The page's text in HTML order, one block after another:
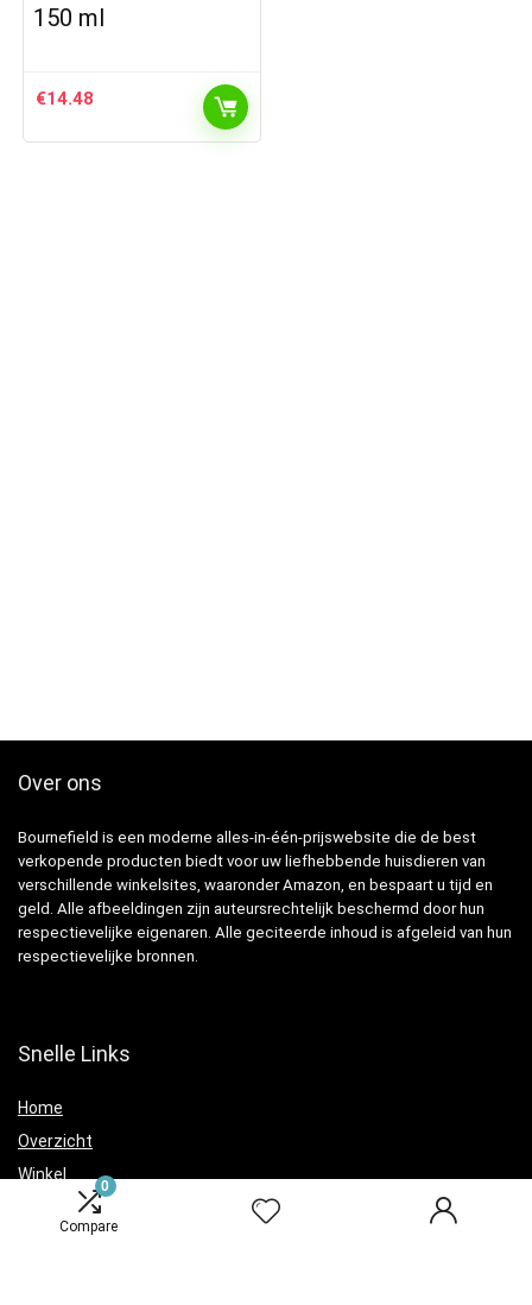
0
Compare
150 ml
€14.48
Over ons
Bournefield is een moderne alles-in-één-prijswebsite die de best
verkopende producten biedt voor uw liefhebbende huisdieren van
verschillende winkelsites, waaronder Amazon, en bespaart u tijd en
geld. Alle afbeeldingen zijn auteursrechtelijk beschermd door hun
respectievelijke eigenaren. Alle geciteerde inhoud is afgeleid van hun
respectievelijke bronnen.
Snelle Links
Home
Overzicht
Winkel